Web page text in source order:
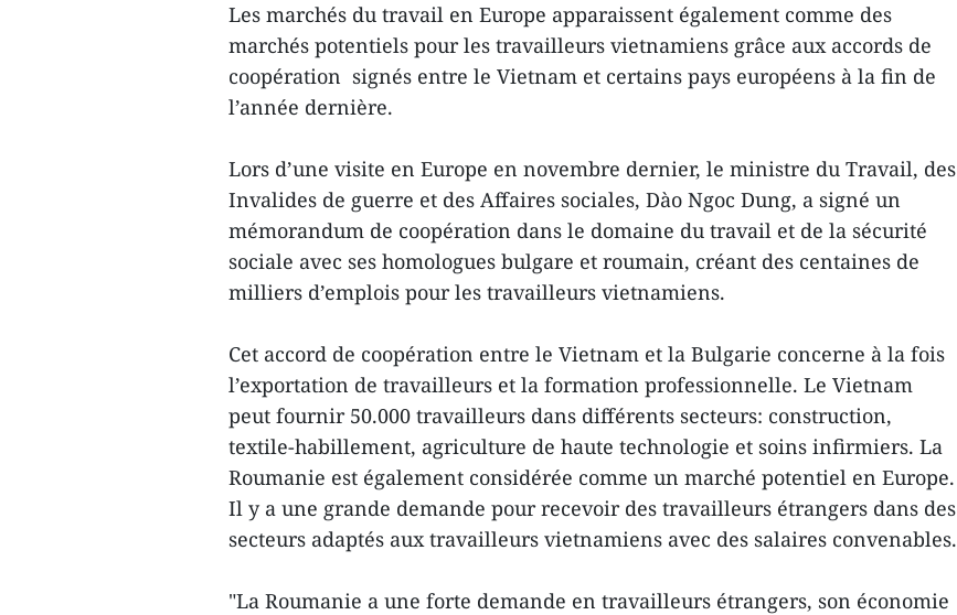
Les marchés du travail en Europe apparaissent également comme des
marchés potentiels pour les travailleurs vietnamiens grâce aux accords de
coopération signés entre le Vietnam et certains pays européens à la fin de
l’année dernière.
Lors d’une visite en Europe en novembre dernier, le ministre du Travail, des
Invalides de guerre et des Affaires sociales, Dào Ngoc Dung, a signé un
mémorandum de coopération dans le domaine du travail et de la sécurité
sociale avec ses homologues bulgare et roumain, créant des centaines de
milliers d’emplois pour les travailleurs vietnamiens.
Cet accord de coopération entre le Vietnam et la Bulgarie concerne à la fois
l’exportation de travailleurs et la formation professionnelle. Le Vietnam
peut fournir 50.000 travailleurs dans différents secteurs: construction,
textile-habillement, agriculture de haute technologie et soins infirmiers. La
Roumanie est également considérée comme un marché potentiel en Europe.
Il y a une grande demande pour recevoir des travailleurs étrangers dans des
secteurs adaptés aux travailleurs vietnamiens avec des salaires convenables.
"La Roumanie a une forte demande en travailleurs étrangers, son économie